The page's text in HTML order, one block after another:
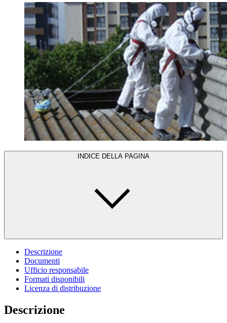
INDICE DELLA PAGINA
Descrizione
Documenti
Ufficio responsabile
Formati disponibili
Licenza di distribuzione
Descrizione